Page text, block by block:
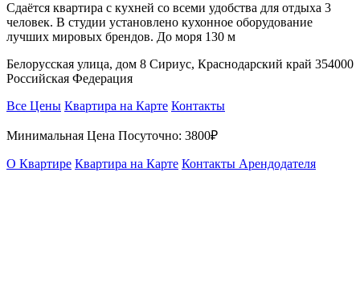
Сдаётся квартира с кухней со всеми удобства для отдыха 3
человек. В студии установлено кухонное оборудование
лучших мировых брендов. До моря 130 м
Белорусская улица, дом 8 Сириус, Краснодарский край 354000
Российская Федерация
Все Цены Квартира на Карте Контакты
Минимальная Цена Посуточно: 3800₽
О Квартире Квартира на Карте Контакты Арендодателя